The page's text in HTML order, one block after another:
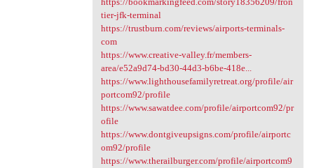
tier-jfk-terminal
https://trustburn.com/reviews/airports-terminals-
com
https://www.creative-valley.fr/members-
area/e52a9d74-bd30-44d3-b6be-418e...
https://www.lighthousefamilyretreat.org/profile/air
portcom92/profile
https://www.sawatdee.com/profile/airportcom92/pr
ofile
https://www.dontgiveupsigns.com/profile/airportc
om92/profile
https://www.therailburger.com/profile/airportcom9